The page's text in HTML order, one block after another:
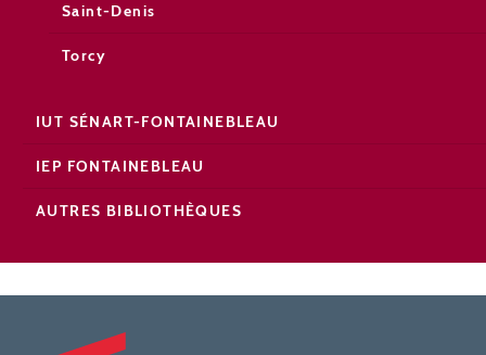
Saint-Denis
Torcy
IUT SÉNART-FONTAINEBLEAU
IEP FONTAINEBLEAU
AUTRES BIBLIOTHÈQUES